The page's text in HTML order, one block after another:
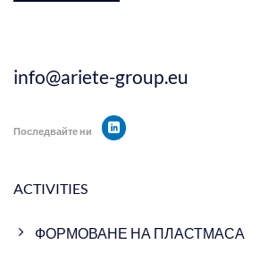
ACTIVITIES
ФОРМОВАНЕ НА ПЛАСТМАСА
info@ariete-group.eu
Последвайте ни